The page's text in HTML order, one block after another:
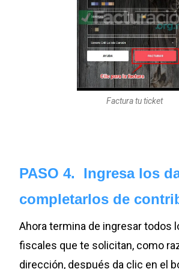
Factura tu ticket
PASO 4. Ingresa los
completarlos de
Ahora termina de ingresar todos
fiscales que te solicitan, como
dirección, después da clic en el